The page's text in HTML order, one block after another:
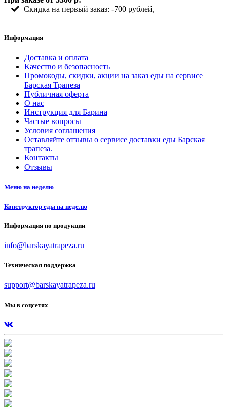
Скидка на первый заказ: -700 рублей,
Информация
Доставка и оплата
Качество и безопасность
Промокоды, скидки, акции на заказ еды на сервисе
Барская Трапеза
Публичная оферта
О нас
Инструкция для Барина
Частые вопросы
Условия соглашения
Оставляйте отзывы о сервисе доставки еды Барская
трапеза.
Контакты
Отзывы
Меню на неделю
Конструктор еды на неделю
Информация по продукции
info@barskayatrapeza.ru
Техническая поддержка
support@barskayatrapeza.ru
Мы в соцсетях